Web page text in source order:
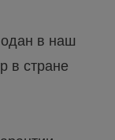
в наш
в стране